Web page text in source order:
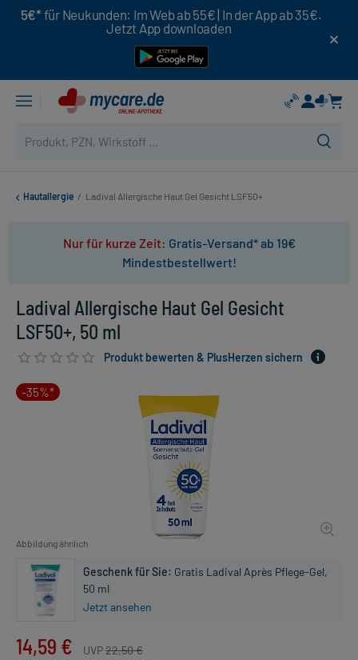
5€* für Neukunden: Im Web ab 55€ | In der App ab 35€.
Jetzt App downloaden
Hautallergie / Ladival Allergische Haut Gel Gesicht LSF50+
Nur für kurze Zeit: Gratis-Versand* ab 19€
Mindestbestellwert!
Ladival Allergische Haut Gel Gesicht
LSF50+, 50 ml
Produkt bewerten & PlusHerzen sichern
-35%*
Abbildung ähnlich
Geschenk für Sie: Gratis Ladival Après Pflege-Gel,
50 ml
Jetzt ansehen
14,59 € UVP22,50 €